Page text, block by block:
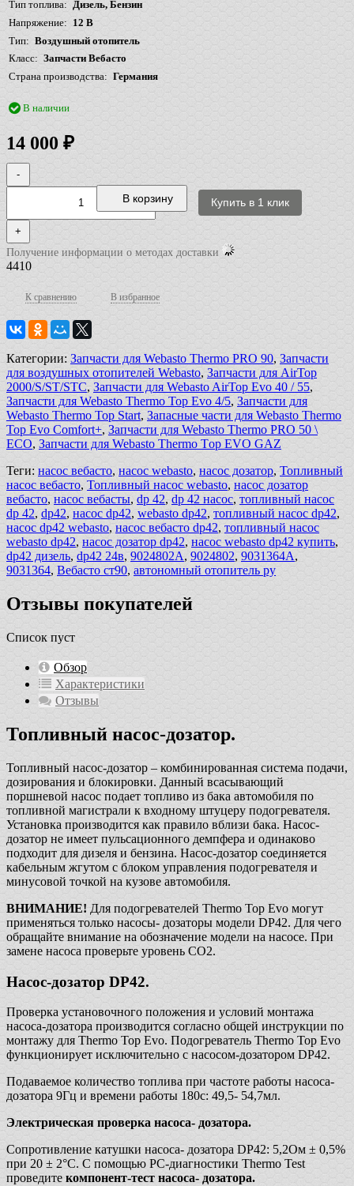
Тип топлива
Дизель, Бензин
Напряжение
12 В
Тип
Воздушный отопитель
Класс
Запчасти Вебасто
Страна производства
Германия
В наличии
14 000 ₽
-
+
В корзину
Получение информации о методах доставки
4410
К сравнению В избранное
Категории: Запчасти для Webasto Thermo PRO 90, Запчасти
для воздушных отопителей Webasto, Запчасти для AirTop
2000/S/ST/STC, Запчасти для Webasto AirTop Evo 40 / 55,
Запчасти для Webasto Thermo Top Evo 4/5, Запчасти для
Webasto Thermo Top Start, Запасные части для Webasto Thermo
Top Evo Comfort+, Запчасти для Webasto Thermo PRO 50 \
ECO, Запчасти для Webasto Тhermo Тop EVO GAZ
Теги: насос вебасто, насос webasto, насос дозатор, Топливный
насос вебасто, Топливный насос webasto, насос дозатор
вебасто, насос вебасты, dp 42, dp 42 насос, топливный насос
dp 42, dp42, насос dp42, webasto dp42, топливный насос dp42,
насос dp42 webasto, насос вебасто dp42, топливный насос
webasto dp42, насос дозатор dp42, насос webasto dp42 купить,
dp42 дизель, dp42 24в, 9024802A, 9024802, 9031364A,
9031364, Вебасто ст90, автономный отопитель ру
Отзывы покупателей
Список пуст
Обзор
Характеристики
Отзывы
Топливный насос-дозатор.
Топливный насос-дозатор – комбинированная система подачи,
дозирования и блокировки. Данный всасывающий
поршневой насос подает топливо из бака автомобиля по
топливной магистрали к входному штуцеру подогревателя.
Установка производится как правило вблизи бака. Насос-
дозатор не имеет пульсационного демпфера и одинаково
подходит для дизеля и бензина. Насос-дозатор соединяется
кабельным жгутом с блоком управления подогревателя и
минусовой точкой на кузове автомобиля.
ВНИМАНИЕ! Для подогревателей Thermo Top Evo могут
применяться только насосы- дозаторы модели DP42. Для чего
обращайте внимание на обозначение модели на насосе. При
замене насоса проверьте уровень CO2.
Насос-дозатор DP42.
Проверка установочного положения и условий монтажа
насоса-дозатора производится согласно общей инструкции по
монтажу для Thermo Top Evo. Подогреватель Thermo Top Evo
функционирует исключительно с насосом-дозатором DP42.
Подаваемое количество топлива при частоте работы насоса-
дозатора 9Гц и времени работы 180с: 49,5- 54,7мл.
Электрическая проверка насоса- дозатора.
Сопротивление катушки насоса- дозатора DP42: 5,2Ом ± 0,5%
при 20 ± 2°С. С помощью PC-диагностики Thermo Test
проведите компонент-тест насоса- дозатора.